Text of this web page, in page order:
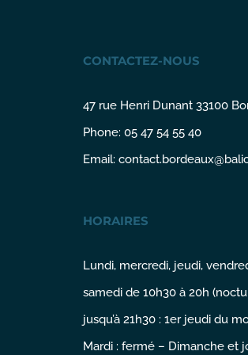
CONTACTEZ-NOUS
47 rue Henri Dunant 33100
Phone: 05 47 54 55 40
Email:
HORAIRES
Lundi, mercredi, jeudi,
samedi de 10h30 à 20h
jusqu’à 21h30 : 1er jeudi du
Mardi : fermé – Dimanche et